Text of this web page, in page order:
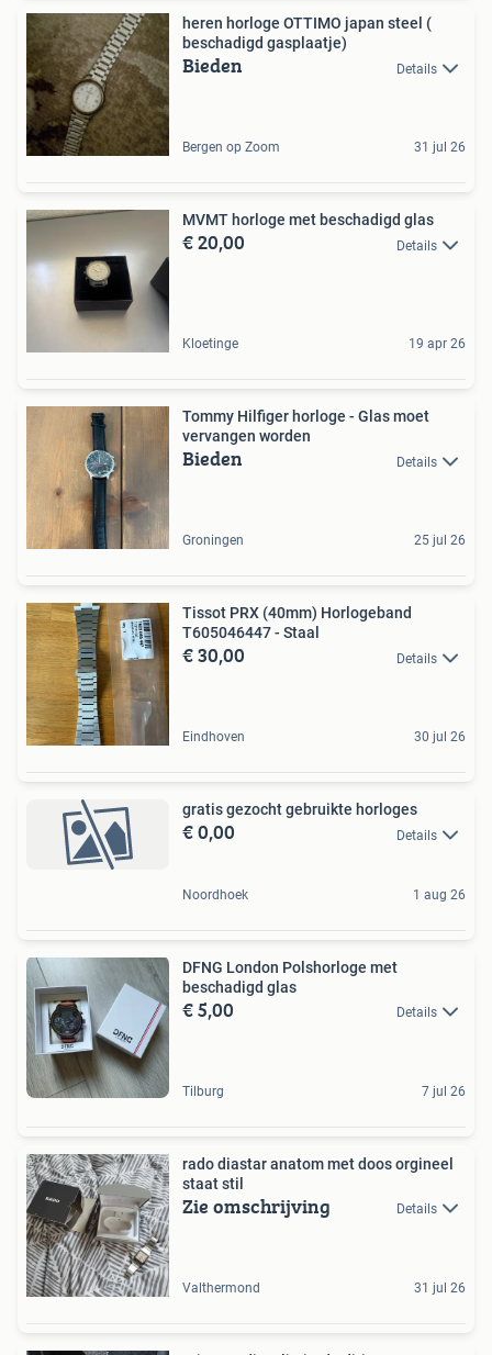
heren horloge OTTIMO japan steel (
beschadigd gasplaatje)
Bieden Details
Bergen op Zoom 31 jul 26
MVMT horloge met beschadigd glas
€ 20,00 Details
Kloetinge 19 apr 26
Tommy Hilfiger horloge - Glas moet
vervangen worden
Bieden Details
Groningen 25 jul 26
Tissot PRX (40mm) Horlogeband
T605046447 - Staal
€ 30,00 Details
Eindhoven 30 jul 26
gratis gezocht gebruikte horloges
€ 0,00 Details
Noordhoek 1 aug 26
DFNG London Polshorloge met
beschadigd glas
€ 5,00 Details
Tilburg 7 jul 26
rado diastar anatom met doos orgineel
staat stil
Zie omschrijving Details
Valthermond 31 jul 26